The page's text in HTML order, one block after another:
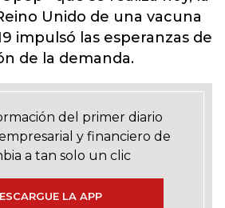
Unido de una vacuna
impulsó las esperanzas de
de la demanda.
del primer diario
y financiero de
a tan solo un clic
LA APP